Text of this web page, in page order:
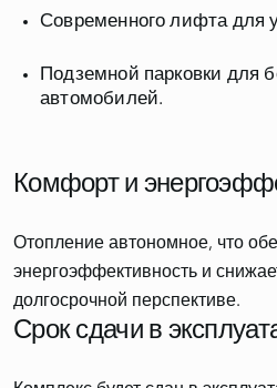
Современного лифта для
Подземной парковки для
автомобилей.
Комфорт и
Отопление автономное, что
энергоэффективность и
Срок сдачи в